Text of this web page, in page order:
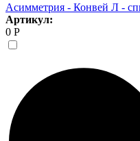
Асимметрия - Конвей Л -
Артикул:
0 Р